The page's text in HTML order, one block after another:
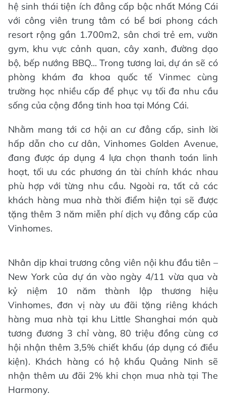
hệ sinh thái tiện ích đẳng cấp bậc nhất Móng Cái
với công viên trung tâm có bể bơi phong cách
resort rộng gần 1.700m2, sân chơi trẻ em, vườn
gym, khu vực cảnh quan, cây xanh, đường dạo
bộ, bếp nướng BBQ... Trong tương lai, dự án sẽ có
phòng khám đa khoa quốc tế Vinmec cùng
trường học nhiều cấp để phục vụ tối đa nhu cầu
sống của cộng đồng tinh hoa tại Móng Cái.
Nhằm mang tới cơ hội an cư đẳng cấp, sinh lời
hấp dẫn cho cư dân, Vinhomes Golden Avenue,
đang được áp dụng 4 lựa chọn thanh toán linh
hoạt, tối ưu các phương án tài chính khác nhau
phù hợp với từng nhu cầu. Ngoài ra, tất cả các
khách hàng mua nhà thời điểm hiện tại sẽ được
tặng thêm 3 năm miễn phí dịch vụ đẳng cấp của
Vinhomes.
Nhân dịp khai trương công viên nội khu đầu tiên –
New York của dự án vào ngày 4/11 vừa qua và
kỷ niệm 10 năm thành lập thương hiệu
Vinhomes, đơn vị này ưu đãi tặng riêng khách
hàng mua nhà tại khu Little Shanghai món quà
tương đương 3 chỉ vàng, 80 triệu đồng cùng cơ
hội nhận thêm 3,5% chiết khấu (áp dụng có điều
kiện). Khách hàng có hộ khẩu Quảng Ninh sẽ
nhận thêm ưu đãi 2% khi chọn mua nhà tại The
Harmony.